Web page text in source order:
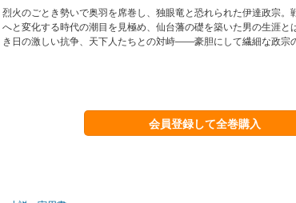
烈火のごとき勢いで奥羽を席巻し、独眼竜と恐れられた伊達政宗。
へと変化する時代の潮目を見極め、仙台藩の礎を築いた男の生涯
き日の激しい抗争、天下人たちとの対峙――豪胆にして繊細な政宗
会員登録して全巻購入